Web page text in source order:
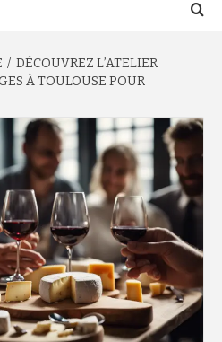
DÉCOUVREZ L’ATELIER
À TOULOUSE POUR